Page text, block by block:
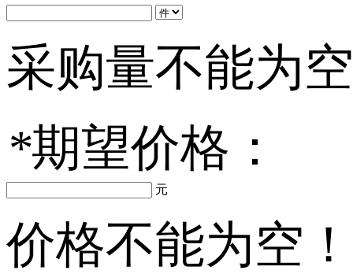
采购量不能为
*期望价格：
元
价格不能为空！